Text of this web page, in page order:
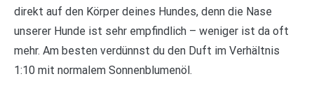
direkt auf den Körper deines Hundes, denn die Nase
unserer Hunde ist sehr empfindlich – weniger ist da oft
mehr. Am besten verdünnst du den Duft im Verhältnis
1:10 mit normalem Sonnenblumenöl.